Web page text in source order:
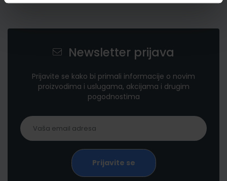
Newsletter prijava
Prijavite se kako bi primali informacije o novim
proizvodima i uslugama, akcijama i drugim
pogodnostima